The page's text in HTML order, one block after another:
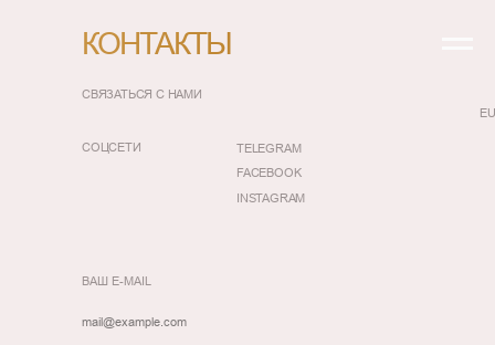
КОНТАКТЫ
FACEBOOK
СВЯЗАТЬСЯ С НАМИ
СОЦСЕТИ TELEGRAM
INSTAGRAM
ВАШ E-MAIL